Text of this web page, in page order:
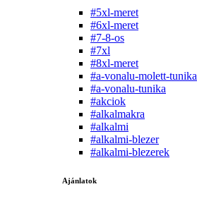
#5xl-meret
#6xl-meret
#7-8-os
#7xl
#8xl-meret
#a-vonalu-molett-tunika
#a-vonalu-tunika
#akciok
#alkalmakra
#alkalmi
#alkalmi-blezer
#alkalmi-blezerek
Ajánlatok